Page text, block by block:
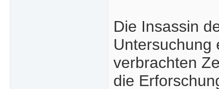
Die Insassin
Untersuchung
verbrachten
die